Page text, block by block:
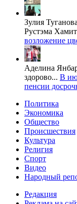
Зулия
Рустэма
возложение
Аделина
здорово... В
пенсии
Политика
Экономика
Общество
Происшествия
Культура
Религия
Спорт
Видео
Народный
Редакция